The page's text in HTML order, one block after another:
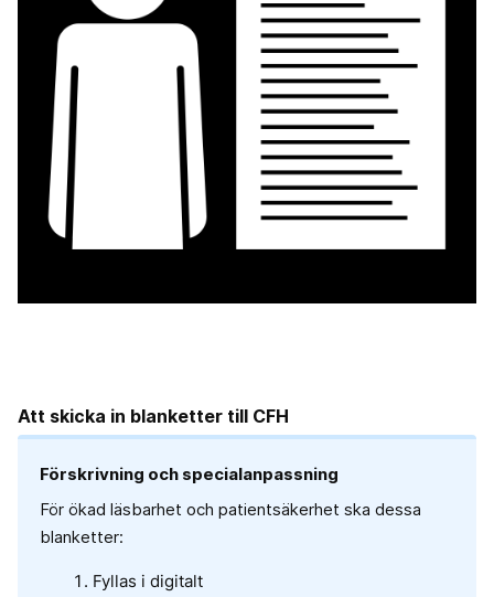
Att skicka in blanketter till CFH
Förskrivning och specialanpassning
För ökad läsbarhet och patientsäkerhet ska dessa
blanketter:
Fyllas i digitalt